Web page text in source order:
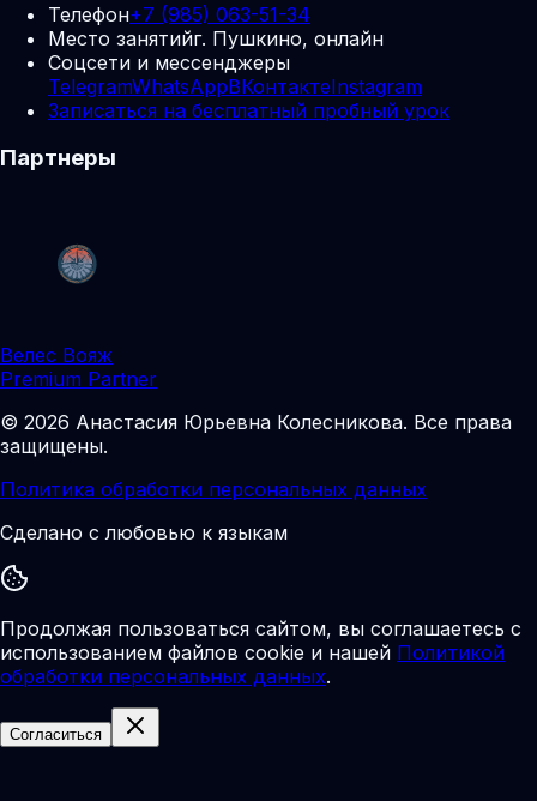
Телефон+7 (985) 063-51-34
Место занятийг. Пушкино, онлайн
Соцсети и мессенджеры
TelegramWhatsAppВКонтактеInstagram
Записаться на бесплатный пробный урок
Партнеры
Велес Вояж
Premium Partner
© 2026 Анастасия Юрьевна Колесникова. Все права
защищены.
Политика обработки персональных данных
Сделано с любовью к языкам
Продолжая пользоваться сайтом, вы соглашаетесь с
использованием файлов cookie и нашей Политикой
обработки персональных данных.
Согласиться